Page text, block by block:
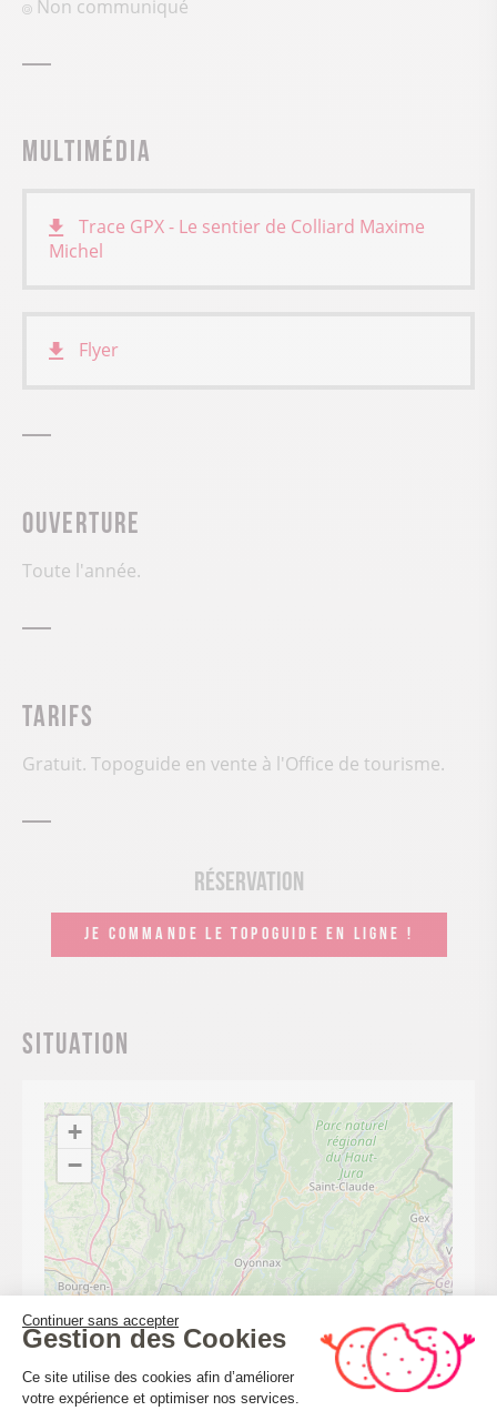
Non communiqué
Multimédia
Trace GPX - Le sentier de Colliard Maxime
Michel
Flyer
Ouverture
Toute l'année.
Tarifs
Gratuit. Topoguide en vente à l'Office de tourisme.
Réservation
JE COMMANDE LE TOPOGUIDE EN LIGNE !
Situation
+
−
Continuer sans accepter
Gestion des Cookies
Plateforme de Gestion du
Ce site utilise des cookies afin d’améliorer
votre expérience et optimiser nos services.